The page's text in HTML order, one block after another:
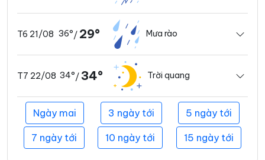
T6 21/08 36°/ 29° Mưa rào
T7 22/08 34°/34° Trời quang
Ngày mai 3 ngày tới 5 ngày tới
7 ngày tới 10 ngày tới 15 ngày tới